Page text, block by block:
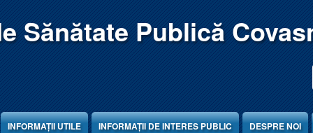
Sănătate Publică
INFORMAȚII UTILE INFORMAȚII DE INTERES PUBLIC DESPRE NOI